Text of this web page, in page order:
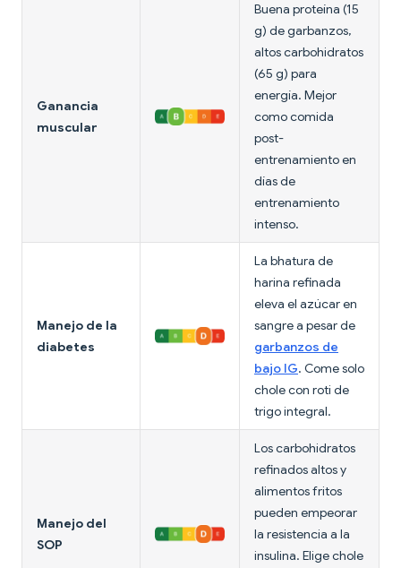
Ganancia
muscular
Buena proteína (15
g) de garbanzos,
altos carbohidratos
(65 g) para
energía. Mejor
como comida
post-
entrenamiento en
días de
entrenamiento
intenso.
Manejo de la
diabetes
La bhatura de
harina refinada
eleva el azúcar en
sangre a pesar de
garbanzos de
bajo IG. Come solo
chole con roti de
trigo integral.
Manejo del
SOP
Los carbohidratos
refinados altos y
alimentos fritos
pueden empeorar
la resistencia a la
insulina. Elige chole